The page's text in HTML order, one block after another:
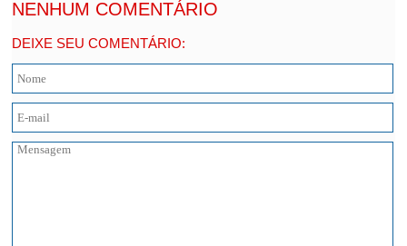
NENHUM COMENTÁRIO
DEIXE SEU COMENTÁRIO: